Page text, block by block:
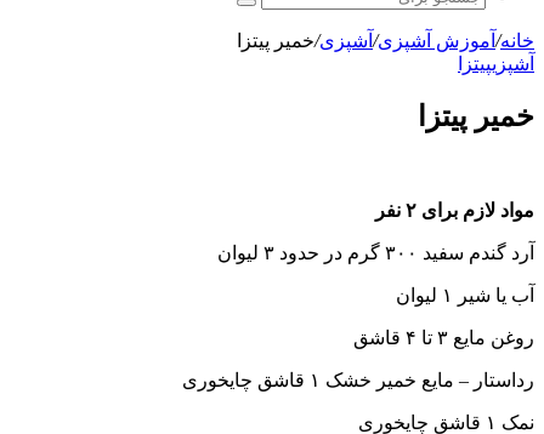
جستجو
برای
خانه/ آموزش آشپزی/ آشپزی/خمیر پیتزا
آشپزیپیتزا
خمیر پیتزا
مواد لازم برای ۲ نفر
آرد گندم سفید ۳۰۰ گرم در حدود ۳ لیوان
آب یا شیر ۱ لیوان
روغن مایع ۳ تا ۴ قاشق
رداستار – مایع خمیر خشک ۱ قاشق چایخوری
نمک ۱ قاشق چایخوری